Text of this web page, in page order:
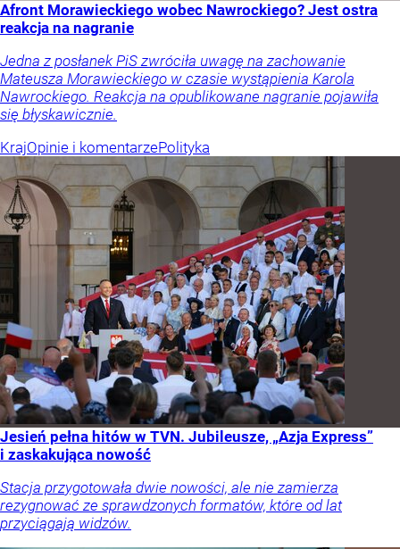
Afront Morawieckiego wobec Nawrockiego? Jest ostra
reakcja na nagranie
Jedna z posłanek PiS zwróciła uwagę na zachowanie
Mateusza Morawieckiego w czasie wystąpienia Karola
Nawrockiego. Reakcja na opublikowane nagranie pojawiła
się błyskawicznie.
KrajOpinie i komentarzePolityka
Jesień pełna hitów w TVN. Jubileusze, „Azja Express”
i zaskakująca nowość
Stacja przygotowała dwie nowości, ale nie zamierza
rezygnować ze sprawdzonych formatów, które od lat
przyciągają widzów.